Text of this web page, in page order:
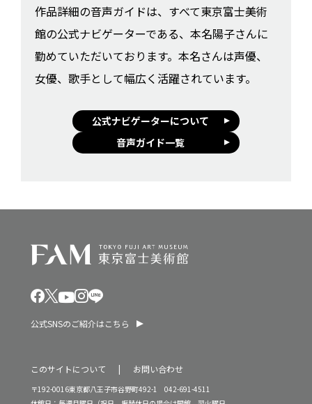
作品詳細の音声ガイドは、すべて東京富士美術
館の公式ナビゲーターである、本名陽子さんに
勤めていただいております。本名さんは声優、
女優、歌手として幅広く活躍されています。
公式ナビゲーターについて
音声ガイド一覧
公式SNSのご紹介はこちら
このサイトについて お問い合わせ
〒192-0016東京都八王子市谷野町492-1 042-691-4511